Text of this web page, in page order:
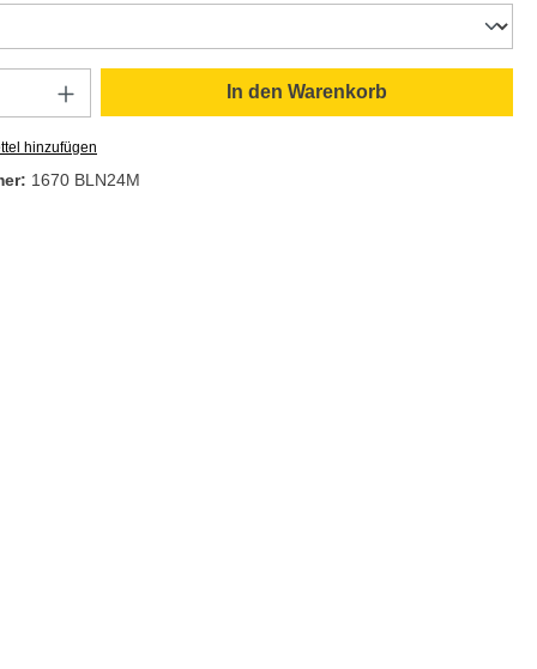
Anzahl: Gib den gewünschten Wert ein
In den Warenkorb
hinzufügen
1670 BLN24M